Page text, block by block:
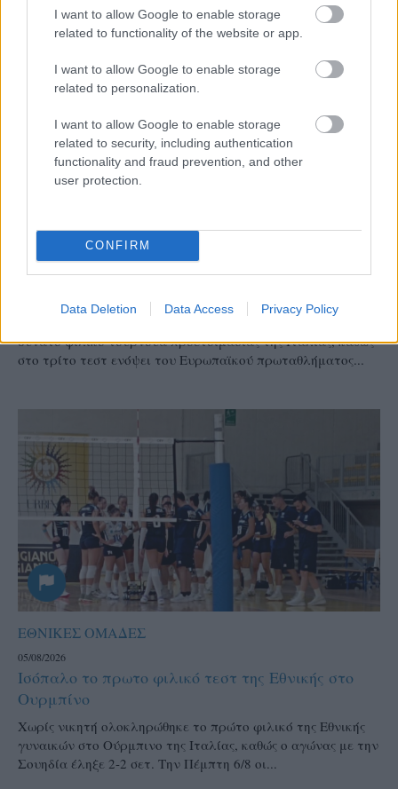
I want to allow Google to enable storage
related to functionality of the website or app.
I want to allow Google to enable storage
related to personalization.
I want to allow Google to enable storage
related to security, including authentication
functionality and fraud prevention, and other
user protection.
CONFIRM
Data Deletion Data Access Privacy Policy
ΕΘΝΙΚΕΣ ΟΜΑΔΕΣ
«Αντίο» με ήττα για τις διεθνείς μας στο
Mε ήττα ολοκλήρωσε τις αγωνιστικές της υποχρώσεις στο
δυνατό φιλικό τουρνουά προετοιμασίας της Ιταλίας, καθώς
στο τρίτο τεστ ενόψει του Ευρωπαϊκού πρωταθλήματος...
ΕΘΝΙΚΕΣ ΟΜΑΔΕΣ
05/08/2026
Ισόπαλο το πρωτο φιλικό τεστ της Εθνικής στο
Ουρμπίνο
Χωρίς νικητή ολοκληρώθηκε το πρώτο φιλικό της Εθνικής
γυναικών στο Ούρμπινο της Ιταλίας, καθώς ο αγώνας με την
Σουηδία έληξε 2-2 σετ. Την Πέμπτη 6/8 οι...